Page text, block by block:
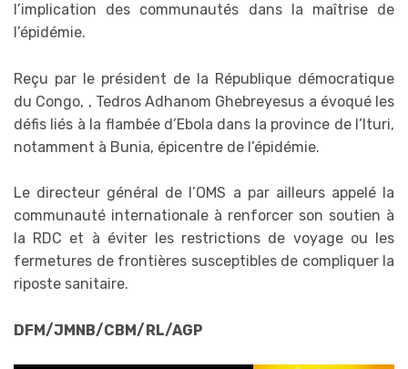
l’implication des communautés dans la maîtrise de
l’épidémie.
Reçu par le président de la République démocratique
du Congo, , Tedros Adhanom Ghebreyesus a évoqué les
défis liés à la flambée d’Ebola dans la province de l’Ituri,
notamment à Bunia, épicentre de l’épidémie.
Le directeur général de l’OMS a par ailleurs appelé la
communauté internationale à renforcer son soutien à
la RDC et à éviter les restrictions de voyage ou les
fermetures de frontières susceptibles de compliquer la
riposte sanitaire.
DFM/JMNB/CBM/RL/AGP